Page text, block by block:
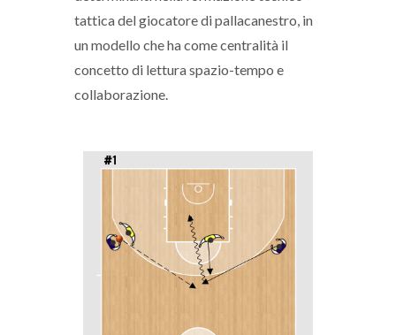
tattica del giocatore di pallacanestro, in
un modello che ha come centralità il
concetto di lettura spazio-tempo e
collaborazione.